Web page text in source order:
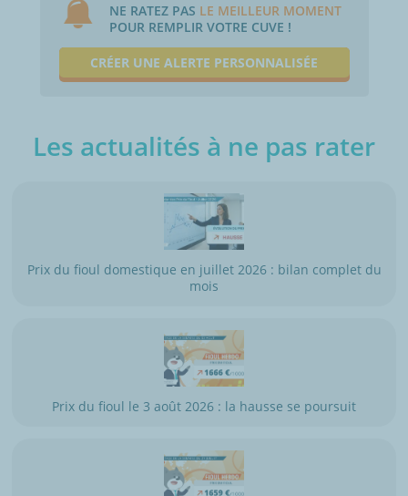
NE RATEZ PAS LE MEILLEUR MOMENT
POUR REMPLIR VOTRE CUVE !
CRÉER UNE ALERTE PERSONNALISÉE
Les actualités à ne pas rater
Prix du fioul domestique en juillet 2026 : bilan complet du
mois
Prix du fioul le 3 août 2026 : la hausse se poursuit